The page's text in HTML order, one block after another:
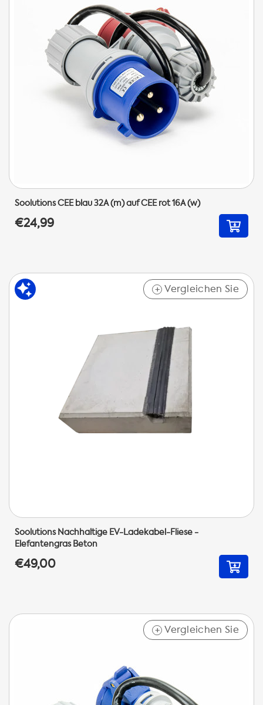
Soolutions CEE blau 32A (m) auf CEE rot 16A (w)
€24,99
+ Vergleichen Sie
Soolutions Nachhaltige EV-Ladekabel-Fliese -
Elefantengras Beton
€49,00
+ Vergleichen Sie